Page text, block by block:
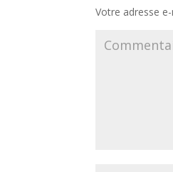
Votre adresse